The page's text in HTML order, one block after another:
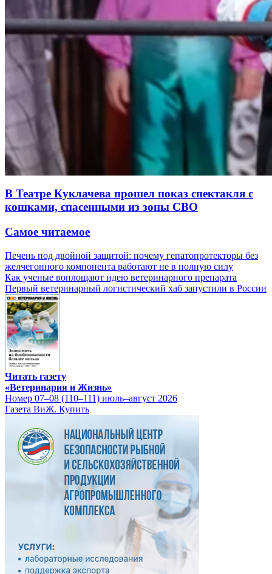
В Театре Куклачева прошел показ спектакля с
кошками, спасенными из зоны СВО
Самое читаемое
Печень под двойной защитой: почему гепатопротекторы без
желчегонного компонента работают не в полную силу
Как ученые воплощают идею ветеринарного препарата
Первый ветеринарный логистический хаб запустили в России
Читать газету
«Ветеринария и Жизнь»
Номер 07–08 (110–111) июль–август 2026
Газета ВиЖ. Купить